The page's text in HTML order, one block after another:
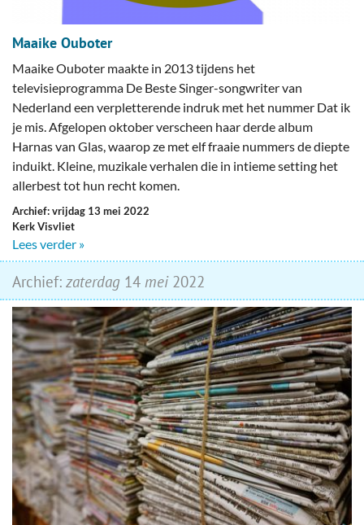
Maaike Ouboter
Maaike Ouboter maakte in 2013 tijdens het
televisieprogramma De Beste Singer-songwriter van
Nederland een verpletterende indruk met het nummer Dat ik
je mis. Afgelopen oktober verscheen haar derde album
Harnas van Glas, waarop ze met elf fraaie nummers de diepte
induikt. Kleine, muzikale verhalen die in intieme setting het
allerbest tot hun recht komen.
Archief: vrijdag 13 mei 2022
Kerk Visvliet
Lees verder »
Archief: zaterdag 14 mei2022